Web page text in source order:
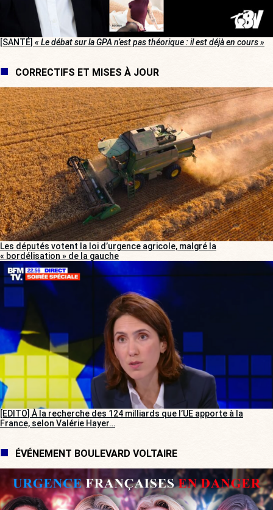
[SANTÉ] « Le débat sur la GPA n’est pas théorique : il est déjà en cours »
CORRECTIFS ET MISES À JOUR
Les députés votent la loi d’urgence agricole, malgré la
« bordélisation » de la gauche
[EDITO] À la recherche des 124 milliards que l’UE apporte à la
France, selon Valérie Hayer…
ÉVÉNEMENT BOULEVARD VOLTAIRE